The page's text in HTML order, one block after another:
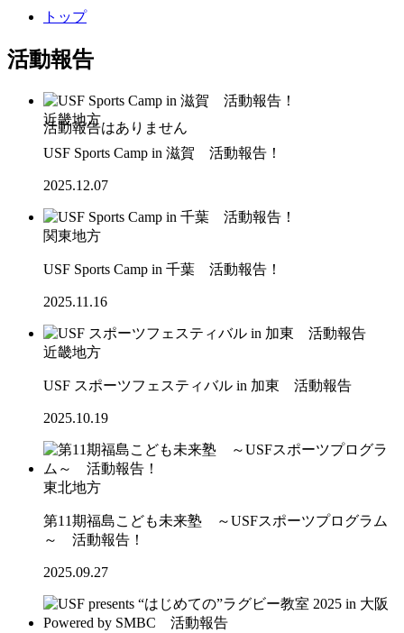
トップ
活動報告
近畿地方
USF Sports Camp in 滋賀 活動報告！
2025.12.07
関東地方
USF Sports Camp in 千葉 活動報告！
2025.11.16
近畿地方
USF スポーツフェスティバル in 加東 活動報告
2025.10.19
東北地方
第11期福島こども未来塾 ～USFスポーツプログラム
～ 活動報告！
2025.09.27